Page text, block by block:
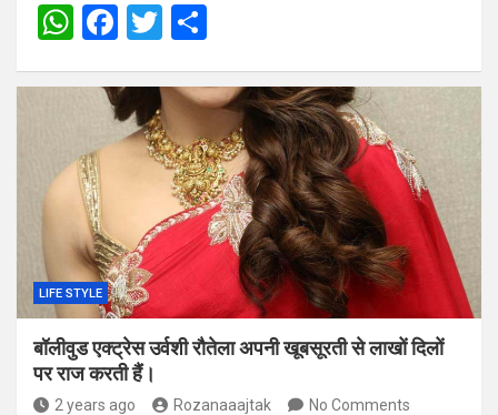
W
at
A
p
p
F
ce
b
k
T
tt
er
ar
e
LIFE STYLE
बॉलीवुड एक्ट्रेस उर्वशी रौतेला अपनी खूबसूरती से लाखों दिलों
पर राज करती हैं।
2 years ago Rozanaaajtak No Comments